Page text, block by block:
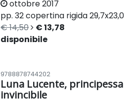
ottobre 2017
pp. 32copertina rigida29,7x23,0
€ 14,50
€ 13,78
disponibile
9788878744202
Luna Lucente, principessa
invincibile